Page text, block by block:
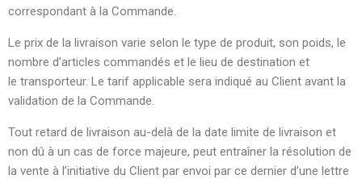
correspondant à la Commande.
Le prix de la livraison varie selon le type de produit, son poids, le
nombre d’articles commandés et le lieu de destination et
le transporteur. Le tarif applicable sera indiqué au Client avant la
validation de la Commande.
Tout retard de livraison au-delà de la date limite de livraison et
non dû à un cas de force majeure, peut entraîner la résolution de
la vente à l’initiative du Client par envoi par ce dernier d’une lettre